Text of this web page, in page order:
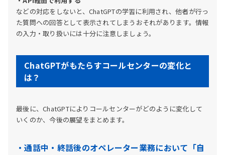
などの対応をしないと、ChatGPTの学習に利用され、他者が行っ
た質問への回答として表示されてしまうおそれがあります。情報
の入力・取り扱いには十分に注意しましょう。
ChatGPTがもたらすコールセンターの変化と
は？
最後に、ChatGPTによりコールセンターがどのように変化して
いくのか、今後の展望をまとめます。
・通話中・終話後のオペレーター業務において「自